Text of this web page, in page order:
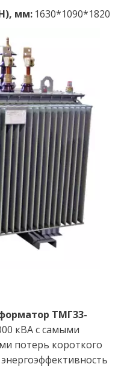
мм: 1630*1090*1820
ТМГ33-
кВА с самыми
потерь короткого